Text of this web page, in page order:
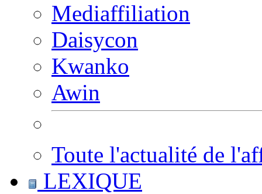
Mediaffiliation
Daisycon
Kwanko
Awin
Toute l'actualité de
LEXIQUE